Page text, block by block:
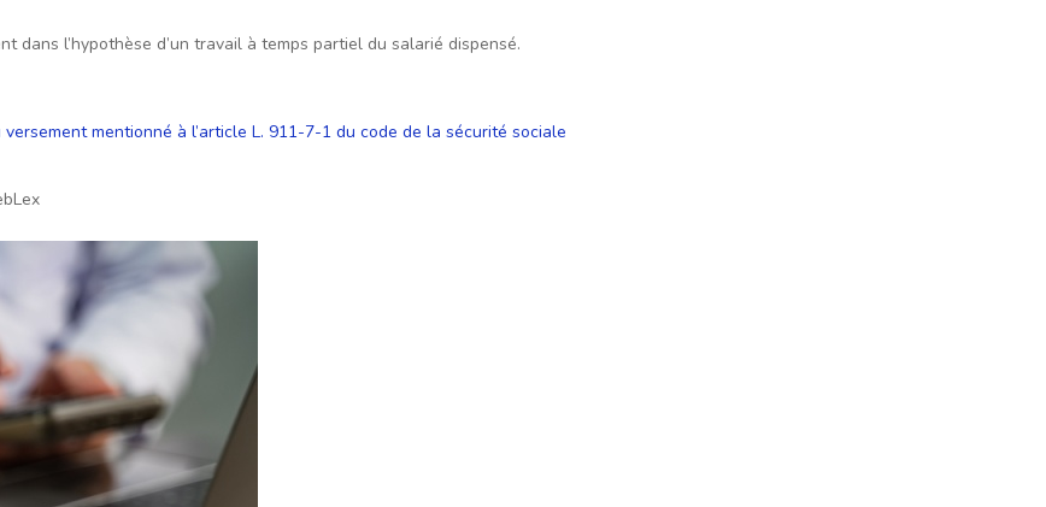
dans l’hypothèse d’un travail à temps partiel du salarié dispensé.
mentionné à l’article L. 911-7-1 du code de la sécurité sociale